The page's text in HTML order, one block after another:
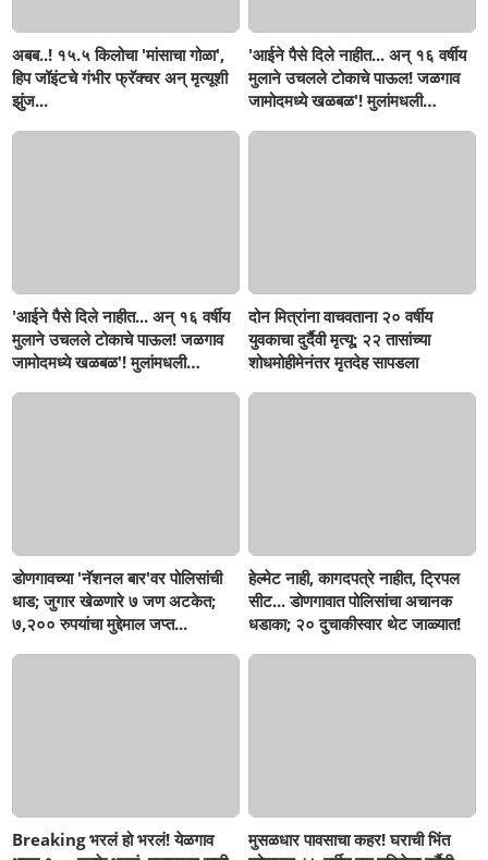
अबब..! १५.५ किलोचा 'मांसाचा गोळा',
हिप जॉइंटचे गंभीर फ्रॅक्चर अन् मृत्यूशी
झुंज...
'आईने पैसे दिले नाहीत... अन् १६ वर्षीय
मुलाने उचलले टोकाचे पाऊल! जळगाव
जामोदमध्ये खळबळ'! मुलांमधली
'आईने पैसे दिले नाहीत... अन् १६ वर्षीय
मुलाने उचलले टोकाचे पाऊल! जळगाव
जामोदमध्ये खळबळ'! मुलांमधली
दोन मित्रांना वाचवताना २० वर्षीय
युवकाचा दुर्दैवी मृत्यू; २२ तासांच्या
शोधमोहीमेनंतर मृतदेह सापडला
डोणगावच्या 'नॅशनल बार'वर पोलिसांची
धाड; जुगार खेळणारे ७ जण अटकेत;
७,२०० रुपयांचा मुद्देमाल जप्त...
हेल्मेट नाही, कागदपत्रे नाहीत, ट्रिपल
सीट... डोणगावात पोलिसांचा अचानक
धडाका; २० दुचाकीस्वार थेट जाळ्यात!
Breaking भरलं हो भरलं! येळगाव
मुसळधार पावसाचा कहर! घराची भिंत